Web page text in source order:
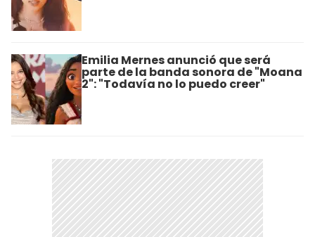
Emilia Mernes anunció que será
parte de la banda sonora de "Moana
2": "Todavía no lo puedo creer"